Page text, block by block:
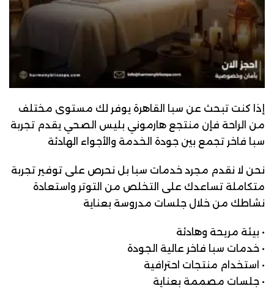
إذا كنت تبحث عن سبا القاهرة يوفر لك مستوى مختلف
من الراحة فإن منتجع هارموني بليس الصحي يقدم تجربة
سبا فاخر تجمع بين جودة الخدمة والأجواء الهادئة
نحن لا نقدم مجرد خدمات سبا بل نحرص على توفير تجربة
متكاملة تساعدك على التخلص من التوتر واستعادة
نشاطك من خلال جلسات مدروسة بعناية
• بيئة مريحة وهادئة
• خدمات سبا فاخر عالية الجودة
• استخدام منتجات احترافية
• جلسات مصممة بعناية